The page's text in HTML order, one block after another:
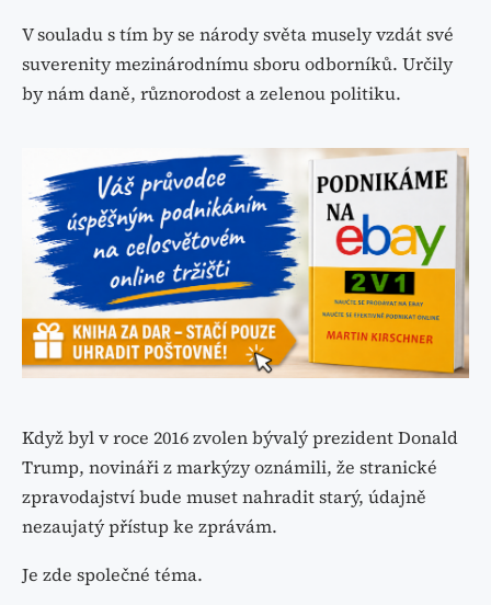
V souladu s tím by se národy světa musely vzdát své
suverenity mezinárodnímu sboru odborníků. Určily
by nám daně, různorodost a zelenou politiku.
Když byl v roce 2016 zvolen bývalý prezident Donald
Trump, novináři z markýzy oznámili, že stranické
zpravodajství bude muset nahradit starý, údajně
nezaujatý přístup ke zprávám.
Je zde společné téma.